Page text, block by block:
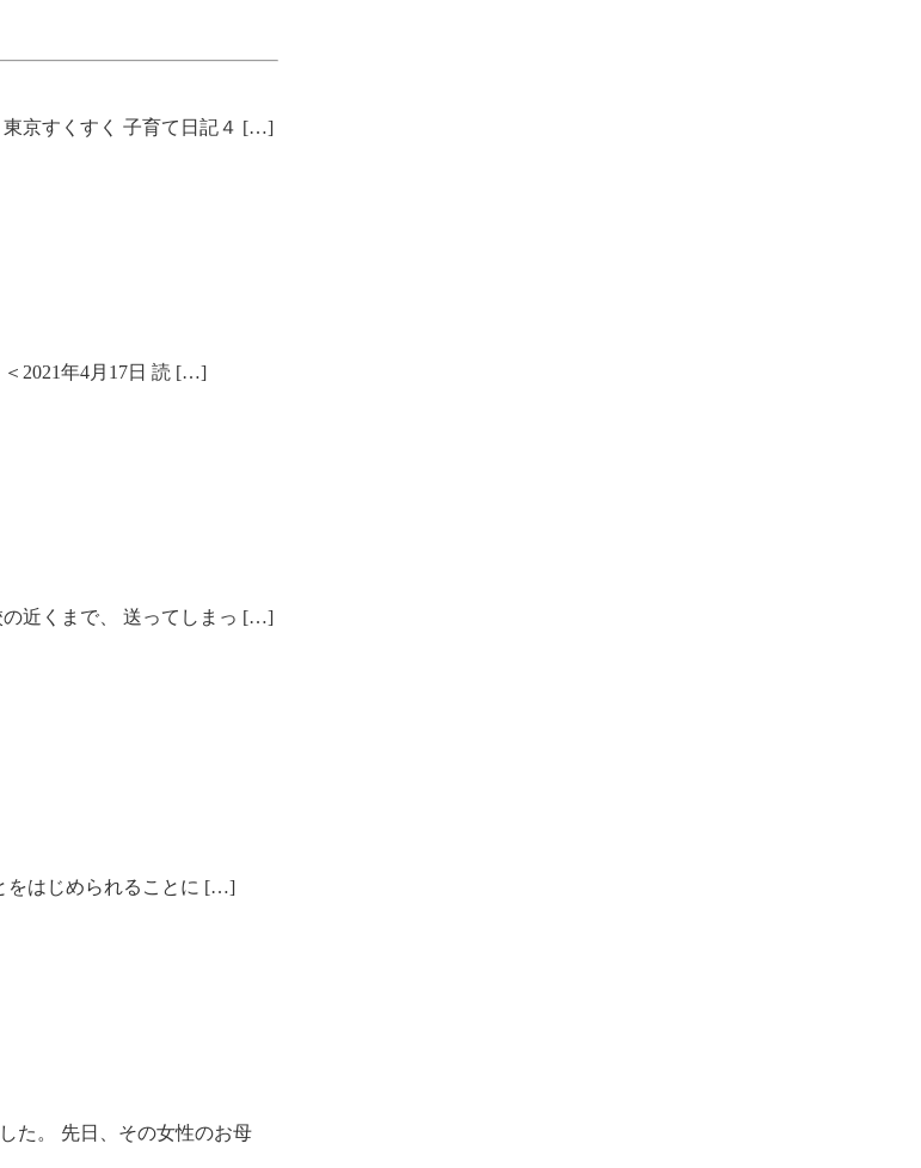
東京すくすく 子育て日記４ […]
2021年4月17日 読 […]
の近くまで、 送ってしまっ […]
をはじめられることに […]
た。 先日、その女性のお母